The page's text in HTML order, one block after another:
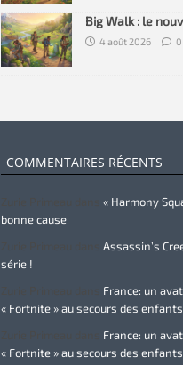
Big Walk : le
4 août 2026 0
COMMENTAIRES RÉCENTS
« Harmony
bonne cause
Assassin’s
série !
France: un
« Fortnite » au secours des
France: un
« Fortnite » au secours des